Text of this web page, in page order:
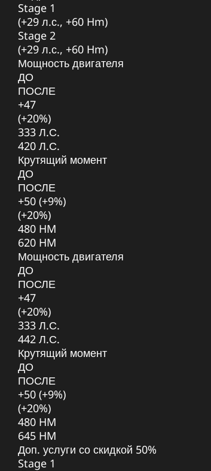
Stage 1
(+29 л.с., +60 Hm)
Stage 2
(+29 л.с., +60 Hm)
Мощность двигателя
ДО
ПОСЛЕ
+47
(+20%)
333 Л.С.
420 Л.С.
Крутящий момент
ДО
ПОСЛЕ
+50 (+9%)
(+20%)
480 HM
620 HM
Мощность двигателя
ДО
ПОСЛЕ
+47
(+20%)
333 Л.С.
442 Л.С.
Крутящий момент
ДО
ПОСЛЕ
+50 (+9%)
(+20%)
480 HM
645 HM
Доп. услуги со скидкой 50%
Stage 1